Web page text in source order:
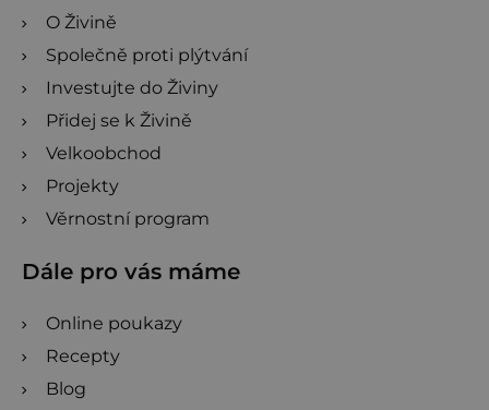
O Živině
Společně proti plýtvání
Investujte do Živiny
Přidej se k Živině
Velkoobchod
Projekty
Věrnostní program
Dále pro vás máme
Online poukazy
Recepty
Blog